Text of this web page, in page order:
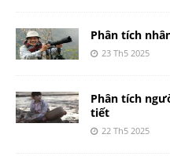
Phân tích
23 Th5 2025
Phân tích
tiết
22 Th5 2025